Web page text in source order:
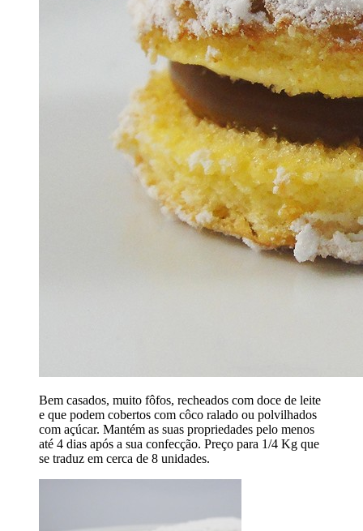
Bem casados, muito fôfos, recheados com doce de leite
e que podem cobertos com côco ralado ou polvilhados
com açúcar. Mantém as suas propriedades pelo menos
até 4 dias após a sua confecção. Preço para 1/4 Kg que
se traduz em cerca de 8 unidades.